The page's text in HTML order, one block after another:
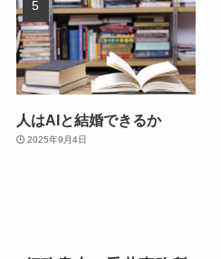
人はAIと結婚できるか
2025年9月4日